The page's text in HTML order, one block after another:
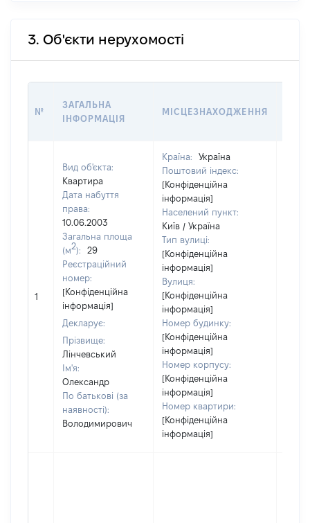
3. Об'єкти нерухомості
№
ЗАГАЛЬНА
ІНФОРМАЦІЯ
МІСЦЕЗНАХОДЖЕННЯ
1
Вид об'єкта:
Квартира
Дата набуття
права:
10.06.2003
Загальна площа
(м2):
29
Реєстраційний
номер:
[Конфіденційна
інформація]
Декларує:
Прізвище:
Лінчевський
Ім'я:
Олександр
По батькові (за
наявності):
Володимирович
Країна:
Україна
Поштовий індекс:
[Конфіденційна
інформація]
Населений пункт:
Київ / Україна
Тип вулиці:
[Конфіденційна
інформація]
Вулиця:
[Конфіденційна
інформація]
Номер будинку:
[Конфіденційна
інформація]
Номер корпусу:
[Конфіденційна
інформація]
Номер квартири:
[Конфіденційна
інформація]